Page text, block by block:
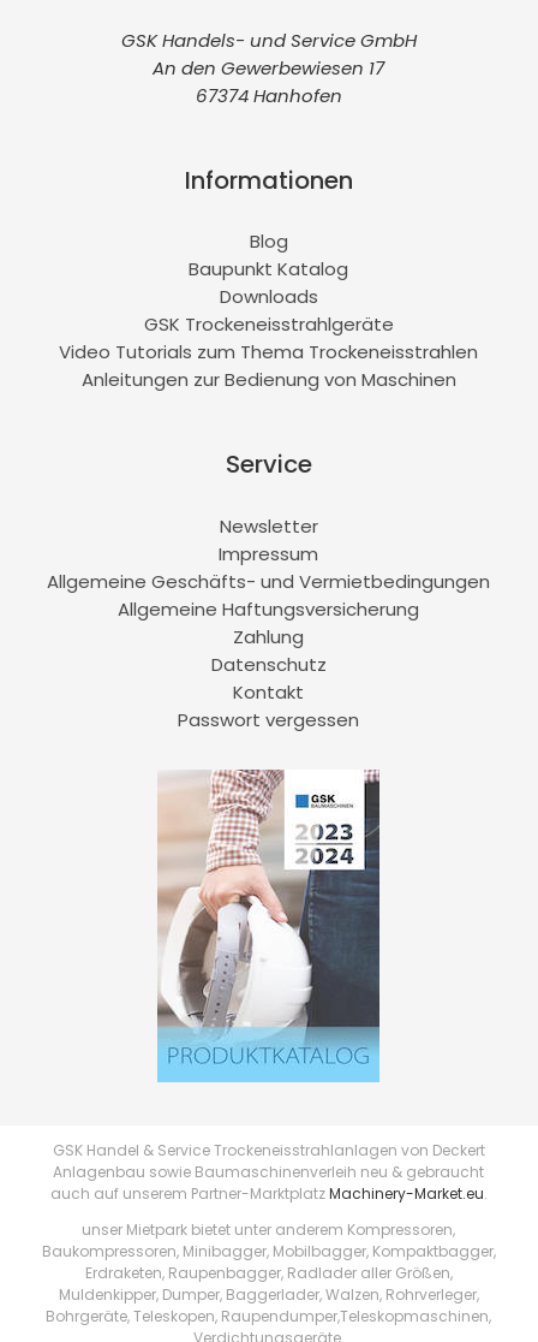
GSK Handels- und Service GmbH
An den Gewerbewiesen 17
67374 Hanhofen
Informationen
Blog
Baupunkt Katalog
Downloads
GSK Trockeneisstrahlgeräte
Video Tutorials zum Thema Trockeneisstrahlen
Anleitungen zur Bedienung von Maschinen
Service
Newsletter
Impressum
Allgemeine Geschäfts- und Vermietbedingungen
Allgemeine Haftungsversicherung
Zahlung
Datenschutz
Kontakt
Passwort vergessen
GSK Handel & Service Trockeneisstrahlanlagen von Deckert
Anlagenbau sowie Baumaschinenverleih neu & gebraucht
auch auf unserem Partner-MarktplatzMachinery-Market.eu.
unser Mietpark bietet unter anderem Kompressoren,
Baukompressoren, Minibagger, Mobilbagger, Kompaktbagger,
Erdraketen, Raupenbagger, Radlader aller Größen,
Muldenkipper, Dumper, Baggerlader, Walzen, Rohrverleger,
Bohrgeräte, Teleskopen, Raupendumper,Teleskopmaschinen,
Verdichtungsgeräte.